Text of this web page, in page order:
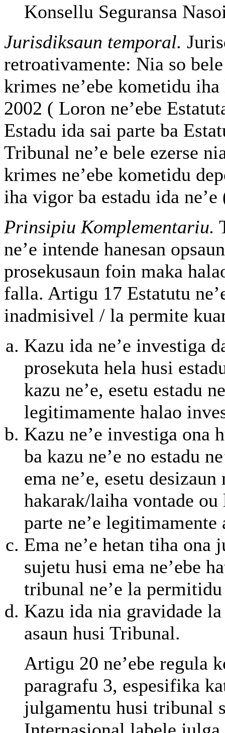
Konsellu Seguransa
Jurisdiksaun temporal.
retroativamente: Nia so
krimes ne’ebe kometidu
2002 ( Loron ne’ebe
Estadu ida sai parte ba
Tribunal ne’e bele ezerse
krimes ne’ebe kometidu
iha vigor ba estadu ida
Prinsipiu Komplementariu.
ne’e intende hanesan
prosekusaun foin maka
falla. Artigu 17 Estatutu
inadmisivel / la permite
Kazu ida ne’e investiga
prosekuta hela husi
kazu ne’e, esetu estadu
legitimamente halao
Kazu ne’e investiga ona
ba kazu ne’e no estadu
ema ne’e, esetu
hakarak/laiha vontade
parte ne’e legitimamente
Ema ne’e hetan tiha ona
sujetu husi ema ne’ebe
tribunal ne’e la
Kazu ida nia gravidade
asaun husi Tribunal.
Artigu 20 ne’ebe regula
paragrafu 3, espesifika
julgamentu husi tribunal